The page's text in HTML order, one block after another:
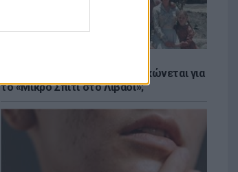
Explainer: Γιατί η Αμερική τσακώνεται για
το «Μικρό Σπίτι στο Λιβάδι»;